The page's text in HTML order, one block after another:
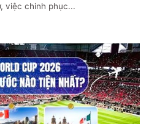
việc chinh phục...